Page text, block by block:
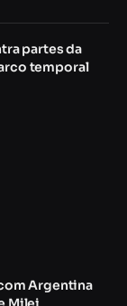
partes da
temporal
Argentina